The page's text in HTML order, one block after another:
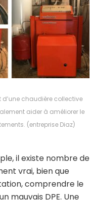
d’une chaudière collective
aider à améliorer le
(entreprise Diaz)
il existe nombre de
vrai, bien que
comprendre le
mauvais DPE. Une